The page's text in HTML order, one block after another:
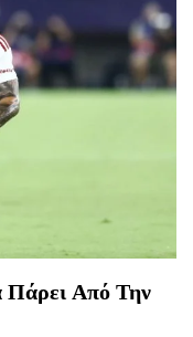
Από Την